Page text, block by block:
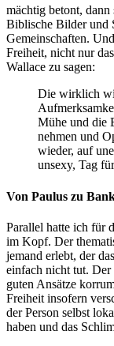
mächtig betont,
Biblische Bilder und
Gemeinschaften.
Freiheit, nicht nur
Wallace zu sagen:
Die wirklich
Mühe und die
nehmen und
wieder, auf
unsexy, Tag
Von Paulus zu
Parallel hatte ich für
im Kopf. Der
jemand erlebt, der
einfach nicht tut.
guten Ansätze
Freiheit insofern
der Person selbst
haben und das